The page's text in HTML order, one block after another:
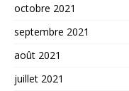
octobre 2021
septembre 2021
août 2021
juillet 2021